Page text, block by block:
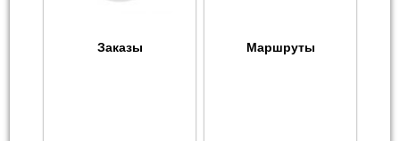
Заказы Маршруты